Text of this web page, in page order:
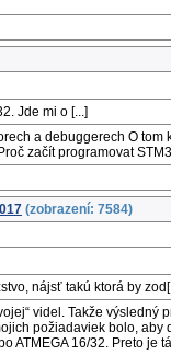
Jde mi o [...]
a debuggerech O
začít programovat
(zobrazení: 7584)
nájsť takú ktorá by
videl. Takže výsledný
požiadaviek bolo,
ATMEGA 16/32. Preto je